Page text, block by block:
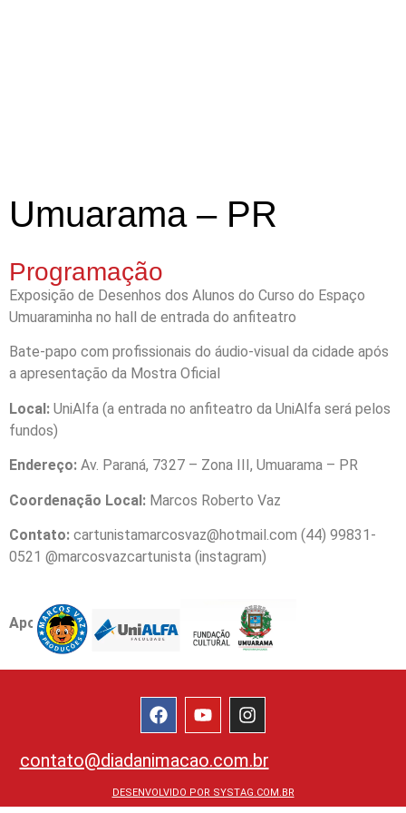
Umuarama – PR
Programação
Exposição de Desenhos dos Alunos do Curso do Espaço
Umuaraminha no hall de entrada do anfiteatro
Bate-papo com profissionais do áudio-visual da cidade após
a apresentação da Mostra Oficial
Local: UniAlfa (a entrada no anfiteatro da UniAlfa será pelos
fundos)
Endereço: Av. Paraná, 7327 – Zona III, Umuarama – PR
Coordenação Local: Marcos Roberto Vaz
Contato: cartunistamarcosvaz@hotmail.com (44) 99831-
0521 @marcosvazcartunista (instagram)
Apoio:
contato@diadanimacao.com.br
DESENVOLVIDO POR SYSTAG.COM.BR